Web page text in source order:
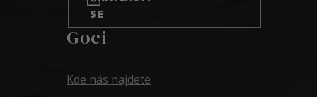
SE
Goci
Kde nás najdete